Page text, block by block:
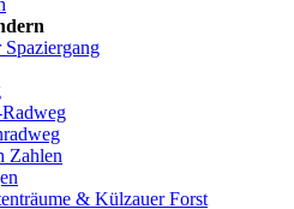
Zahlen
& Külzauer Forst